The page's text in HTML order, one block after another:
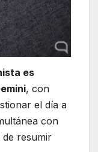
es
, con
el día a
con
resumir